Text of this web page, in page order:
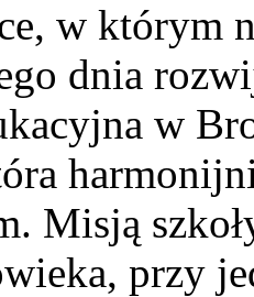
w którym
dnia
w
Misją
przy